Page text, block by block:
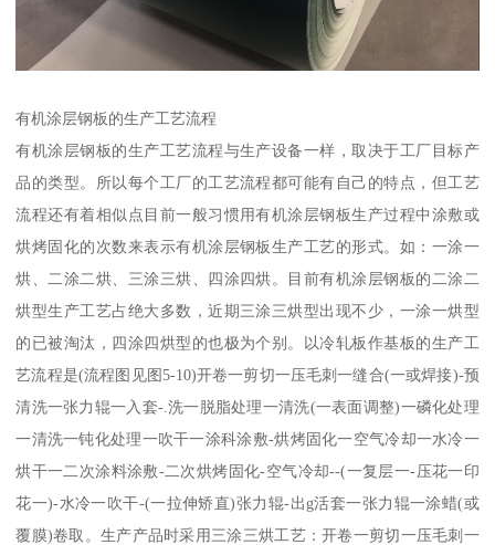
有机涂层钢板的生产工艺流程
有机涂层钢板的生产工艺流程与生产设备一样，取决于工厂目标产
品的类型。所以每个工厂的工艺流程都可能有自己的特点，但工艺
流程还有着相似点目前一般习惯用有机涂层钢板生产过程中涂敷或
烘烤固化的次数来表示有机涂层钢板生产工艺的形式。如：一涂一
烘、二涂二烘、三涂三烘、四涂四烘。目前有机涂层钢板的二涂二
烘型生产工艺占绝大多数，近期三涂三烘型出现不少，一涂一烘型
的已被淘汰，四涂四烘型的也极为个别。以冷轧板作基板的生产工
艺流程是(流程图见图5-10)开卷一剪切一压毛刺一缝合(一或焊接)-预
清洗一张力辊一入套-.洗一脱脂处理一清洗(一表面调整)一磷化处理
一清洗一钝化处理一吹干一涂科涂敷-烘烤固化一空气冷却一水冷一
烘干一二次涂料涂敷-二次烘烤固化-空气冷却--(一复层一-压花一印
花一)-水冷一吹干-(一拉伸矫直)张力辊-出g活套一张力辊一涂蜡(或
覆膜)卷取。生产产品时采用三涂三烘工艺：开卷一剪切一压毛刺一